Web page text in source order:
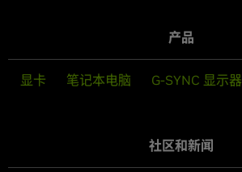
产品
显卡 笔记本电脑 G-SYNC 显示器
社区和新闻